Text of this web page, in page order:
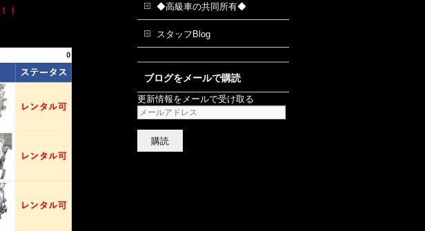
！
！
◆高級車の共同所有◆
スタッフBlog
ブログをメールで購読
更新情報をメールで受け取る
メ
ア